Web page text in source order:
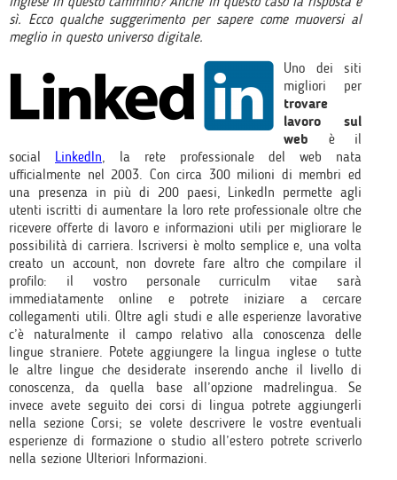
sì. Ecco qualche suggerimento per sapere come muoversi al
meglio in questo universo digitale.
Uno dei siti
migliori per
trovare
lavoro sul
web è il
social LinkedIn, la rete professionale del web nata
ufficialmente nel 2003. Con circa 300 milioni di membri ed
una presenza in più di 200 paesi, LinkedIn permette agli
utenti iscritti di aumentare la loro rete professionale oltre che
ricevere offerte di lavoro e informazioni utili per migliorare le
possibilità di carriera. Iscriversi è molto semplice e, una volta
creato un account, non dovrete fare altro che compilare il
profilo: il vostro personale curriculm vitae sarà
immediatamente online e potrete iniziare a cercare
collegamenti utili. Oltre agli studi e alle esperienze lavorative
c’è naturalmente il campo relativo alla conoscenza delle
lingue straniere. Potete aggiungere la lingua inglese o tutte
le altre lingue che desiderate inserendo anche il livello di
conoscenza, da quella base all’opzione madrelingua. Se
invece avete seguito dei corsi di lingua potrete aggiungerli
nella sezione Corsi; se volete descrivere le vostre eventuali
esperienze di formazione o studio all’estero potrete scriverlo
nella sezione Ulteriori Informazioni.